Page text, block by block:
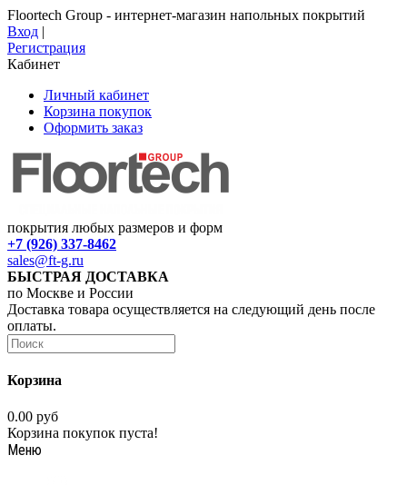
Floortech Group - интернет-магазин напольных покрытий
Вход |
Регистрация
Кабинет
Личный кабинет
Корзина покупок
Оформить заказ
покрытия любых размеров и форм
+7 (926) 337-8462
sales@ft-g.ru
БЫСТРАЯ ДОСТАВКА
по Москве и России
Доставка товара осуществляется на следующий день после
оплаты.
Корзина
0.00 руб
Корзина покупок пуста!
Меню